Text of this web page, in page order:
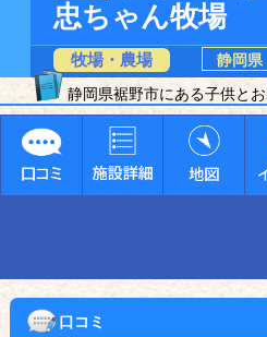
忠ちゃん牧場
牧場・農場
静岡県
静岡県裾野市にある子供と
口コミ